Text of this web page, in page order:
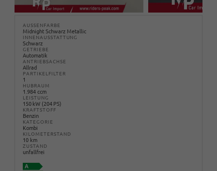
AUSSENFARBE
Midnight Schwarz Metallic
INNENAUSSTATTUNG
Schwarz
GETRIEBE
Automatik
ANTRIEBSACHSE
Allrad
PARTIKELFILTER
1
HUBRAUM
1.984 ccm
LEISTUNG
150 kW (204 PS)
KRAFTSTOFF
Benzin
KATEGORIE
Kombi
KILOMETERSTAND
10 km
ZUSTAND
unfallfrei